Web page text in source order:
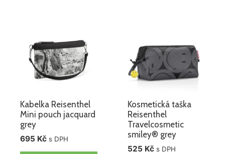
Kabelka Reisenthel
Mini pouch jacquard
grey
695 Kč s DPH
Kosmetická taška
Reisenthel
Travelcosmetic
smiley® grey
525 Kč s DPH